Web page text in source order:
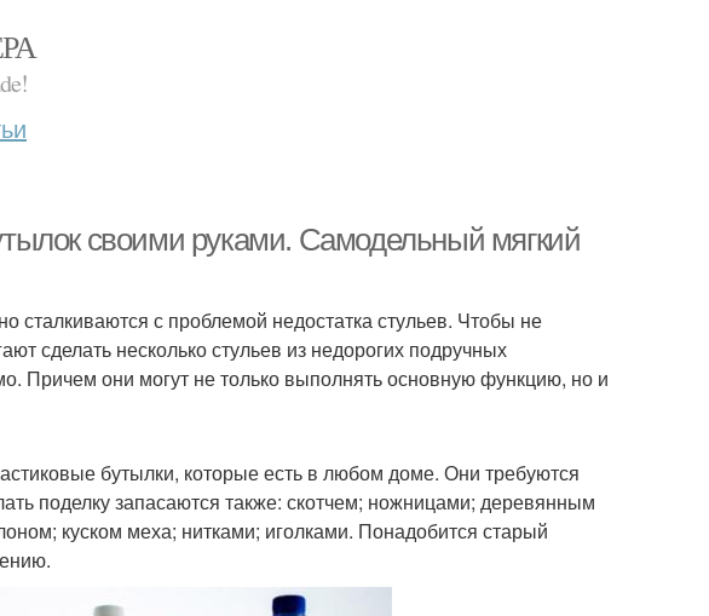
своими руками. Самодельный мягкий
сталкиваются с проблемой недостатка стульев. Чтобы не
сделать несколько стульев из недорогих подручных
Причем они могут не только выполнять основную функцию, но и
бутылки, которые есть в любом доме. Они требуются
поделку запасаются также: скотчем; ножницами; деревянным
куском меха; нитками; иголками. Понадобится старый